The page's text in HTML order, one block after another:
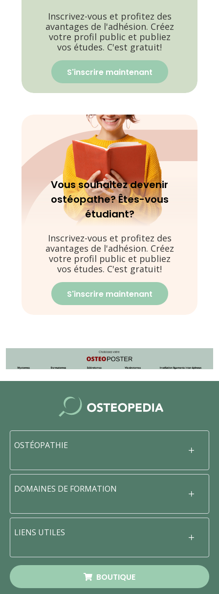
Inscrivez-vous et profitez des
avantages de l'adhésion. Créez
votre profil public et publiez
vos études. C'est gratuit!
S'inscrire maintenant
Vous souhaitez devenir
ostéopathe? Êtes-vous
étudiant?
Inscrivez-vous et profitez des
avantages de l'adhésion. Créez
votre profil public et publiez
vos études. C'est gratuit!
S'inscrire maintenant
OSTÉOPATHIE
DOMAINES DE FORMATION
LIENS UTILES
BOUTIQUE